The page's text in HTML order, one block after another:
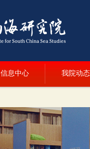
信息中心 我院动态